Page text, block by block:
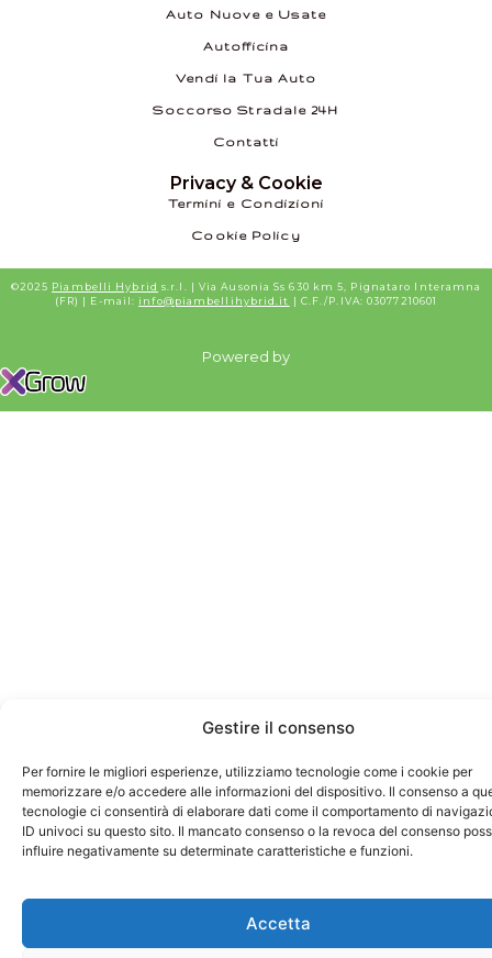
Gestire il consenso
Per fornire le migliori esperienze, utilizziamo tecnologie come i cookie per
memorizzare e/o accedere alle informazioni del dispositivo. Il consenso a
tecnologie ci consentirà di elaborare dati come il comportamento di
ID univoci su questo sito. Il mancato consenso o la revoca del consenso
influire negativamente su determinate caratteristiche e funzioni.
Accetta
Auto Nuove e Usate
Autofficina
Vendi la Tua Auto
Soccorso Stradale 24H
Contatti
Privacy & Cookie
Termini e Condizioni
Cookie Policy
©2025 Piambelli Hybrid s.r.l. | Via Ausonia Ss 630 km 5, Pignataro Interamna
(FR) | E-mail: info@piambellihybrid.it | C.F./P.IVA: 03077210601
Powered by